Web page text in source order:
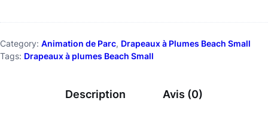
Category: Animation de Parc, Drapeaux à Plumes Beach Small
Tags: Drapeaux à plumes Beach Small
Description Avis (0)